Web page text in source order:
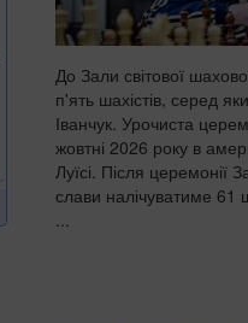
До Зали світової
п'ять шахістів, серед
Іванчук. Урочиста
жовтні 2026 року в
Луїсі. Після церемонії
слави налічуватиме 61